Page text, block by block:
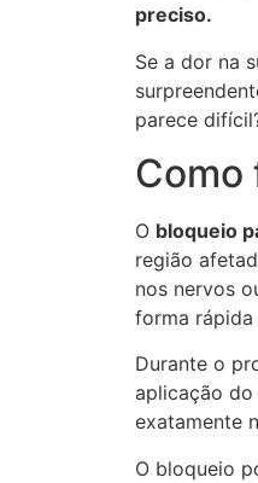
preciso.
Se a dor na
parece
Como
O bloqueio
região
nos nervos
forma rápida
Durante o
aplicação
exatamente
O bloqueio